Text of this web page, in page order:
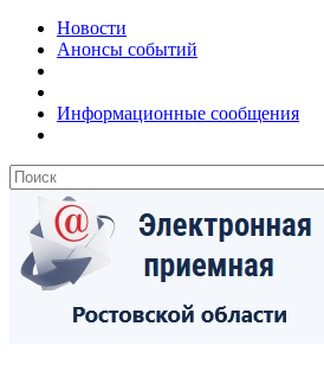
Новости
Анонсы событий
Информационные сообщения